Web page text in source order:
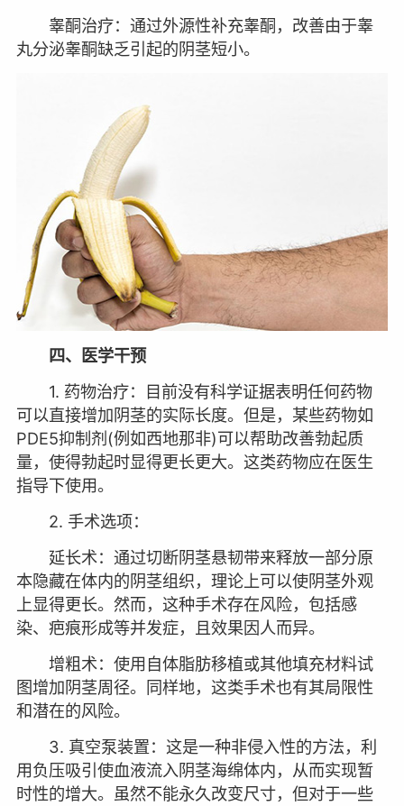
睾酮治疗：通过外源性补充睾酮，改善由于睾
丸分泌睾酮缺乏引起的阴茎短小。
四、医学干预
1. 药物治疗：目前没有科学证据表明任何药物
可以直接增加阴茎的实际长度。但是，某些药物如
PDE5抑制剂(例如西地那非)可以帮助改善勃起质
量，使得勃起时显得更长更大。这类药物应在医生
指导下使用。
2. 手术选项：
延长术：通过切断阴茎悬韧带来释放一部分原
本隐藏在体内的阴茎组织，理论上可以使阴茎外观
上显得更长。然而，这种手术存在风险，包括感
染、疤痕形成等并发症，且效果因人而异。
增粗术：使用自体脂肪移植或其他填充材料试
图增加阴茎周径。同样地，这类手术也有其局限性
和潜在的风险。
3. 真空泵装置：这是一种非侵入性的方法，利
用负压吸引使血液流入阴茎海绵体内，从而实现暂
时性的增大。虽然不能永久改变尺寸，但对于一些